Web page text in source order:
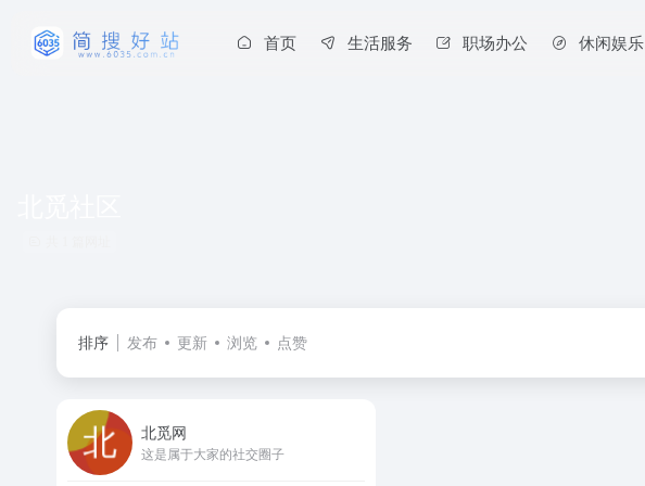
首页 生活服务 职场办公 休闲娱乐
排序 发布 更新 浏览 点赞
北觅网
这是属于大家的社交圈子